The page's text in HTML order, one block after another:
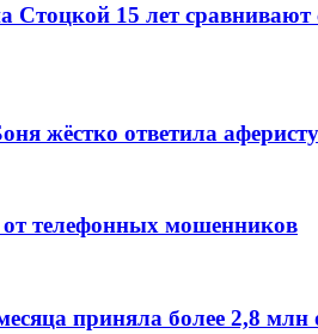
15 лет
жёстко ответила аферисту
телефонных мошенников
приняла более 2,8